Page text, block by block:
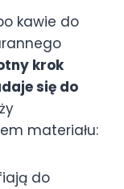
kawie do
krok
się do
materiału:
do